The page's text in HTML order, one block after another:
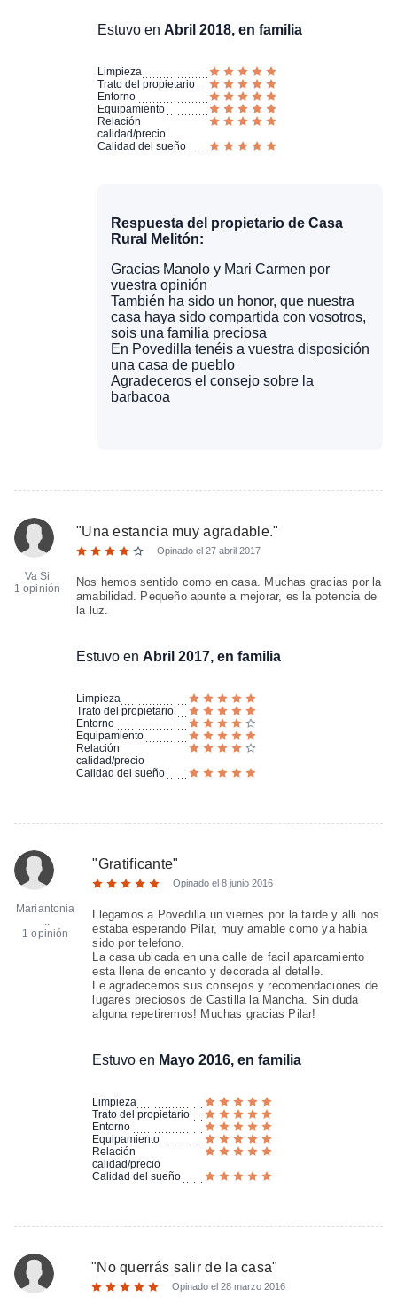
Estuvo en Abril 2018, en familia
Limpieza
Trato del propietario
Entorno
Equipamiento
Relación
calidad/precio
Calidad del sueño
Respuesta del propietario de Casa
Rural Melitón:
Gracias Manolo y Mari Carmen por
vuestra opinión
También ha sido un honor, que nuestra
casa haya sido compartida con vosotros,
sois una familia preciosa
En Povedilla tenéis a vuestra disposición
una casa de pueblo
Agradeceros el consejo sobre la
barbacoa
Va Si
1 opinión
"Una estancia muy agradable."
Opinado el 27 abril 2017
Nos hemos sentido como en casa. Muchas gracias por la
amabilidad. Pequeño apunte a mejorar, es la potencia de
la luz.
Estuvo en Abril 2017, en familia
Limpieza
Trato del propietario
Entorno
Equipamiento
Relación
calidad/precio
Calidad del sueño
Mariantonia
...
1 opinión
"Gratificante"
Opinado el8 junio 2016
Llegamos a Povedilla un viernes por la tarde y alli nos
estaba esperando Pilar, muy amable como ya habia
sido por telefono.
La casa ubicada en una calle de facil aparcamiento
esta llena de encanto y decorada al detalle.
Le agradecemos sus consejos y recomendaciones de
lugares preciosos de Castilla la Mancha. Sin duda
alguna repetiremos! Muchas gracias Pilar!
Estuvo en Mayo 2016, en familia
Limpieza
Trato del propietario
Entorno
Equipamiento
Relación
calidad/precio
Calidad del sueño
"No querrás salir de la casa"
Opinado el 28 marzo 2016